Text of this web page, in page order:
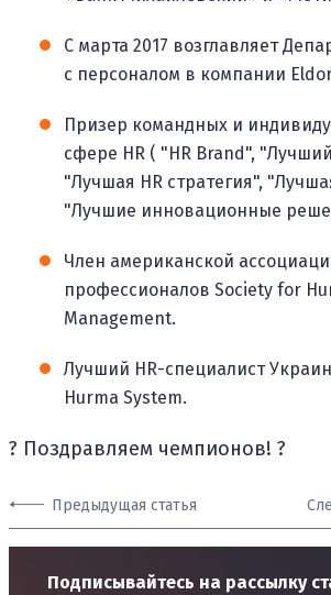
С марта 2017 возглавляет
с персоналом в компании
Призер командных и
сфере HR ( "HR Brand", "Лучший
"Лучшая HR стратегия",
"Лучшие инновационные
Член американской
профессионалов Society for
Management.
Лучший HR-специалист
Hurma System.
? Поздравляем чемпионов! ?
Предыдущая статья
Подписывайтесь на рассылку